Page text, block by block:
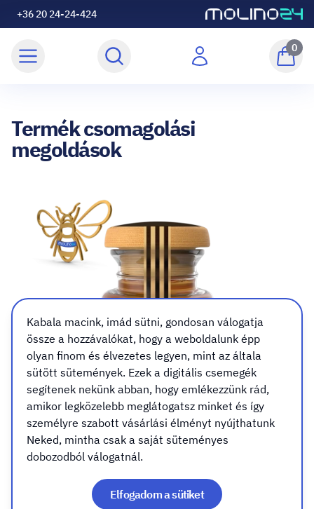
+36 20 24-24-424
0
Termék csomagolási
megoldások
Termék matrica
Kabala macink, imád sütni, gondosan válogatja
össze a hozzávalókat, hogy a weboldalunk épp
olyan finom és élvezetes legyen, mint az általa
sütött sütemények. Ezek a digitális csemegék
segítenek nekünk abban, hogy emlékezzünk rád,
amikor legközelebb meglátogatsz minket és így
személyre szabott vásárlási élményt nyújthatunk
Neked, mintha csak a saját süteményes
dobozodból válogatnál.
Elfogadom a sütiket